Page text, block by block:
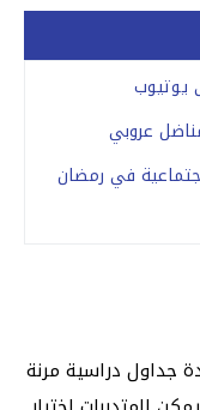
يوتيوب
عروبي
في رمضان
جداول دراسية مرنة